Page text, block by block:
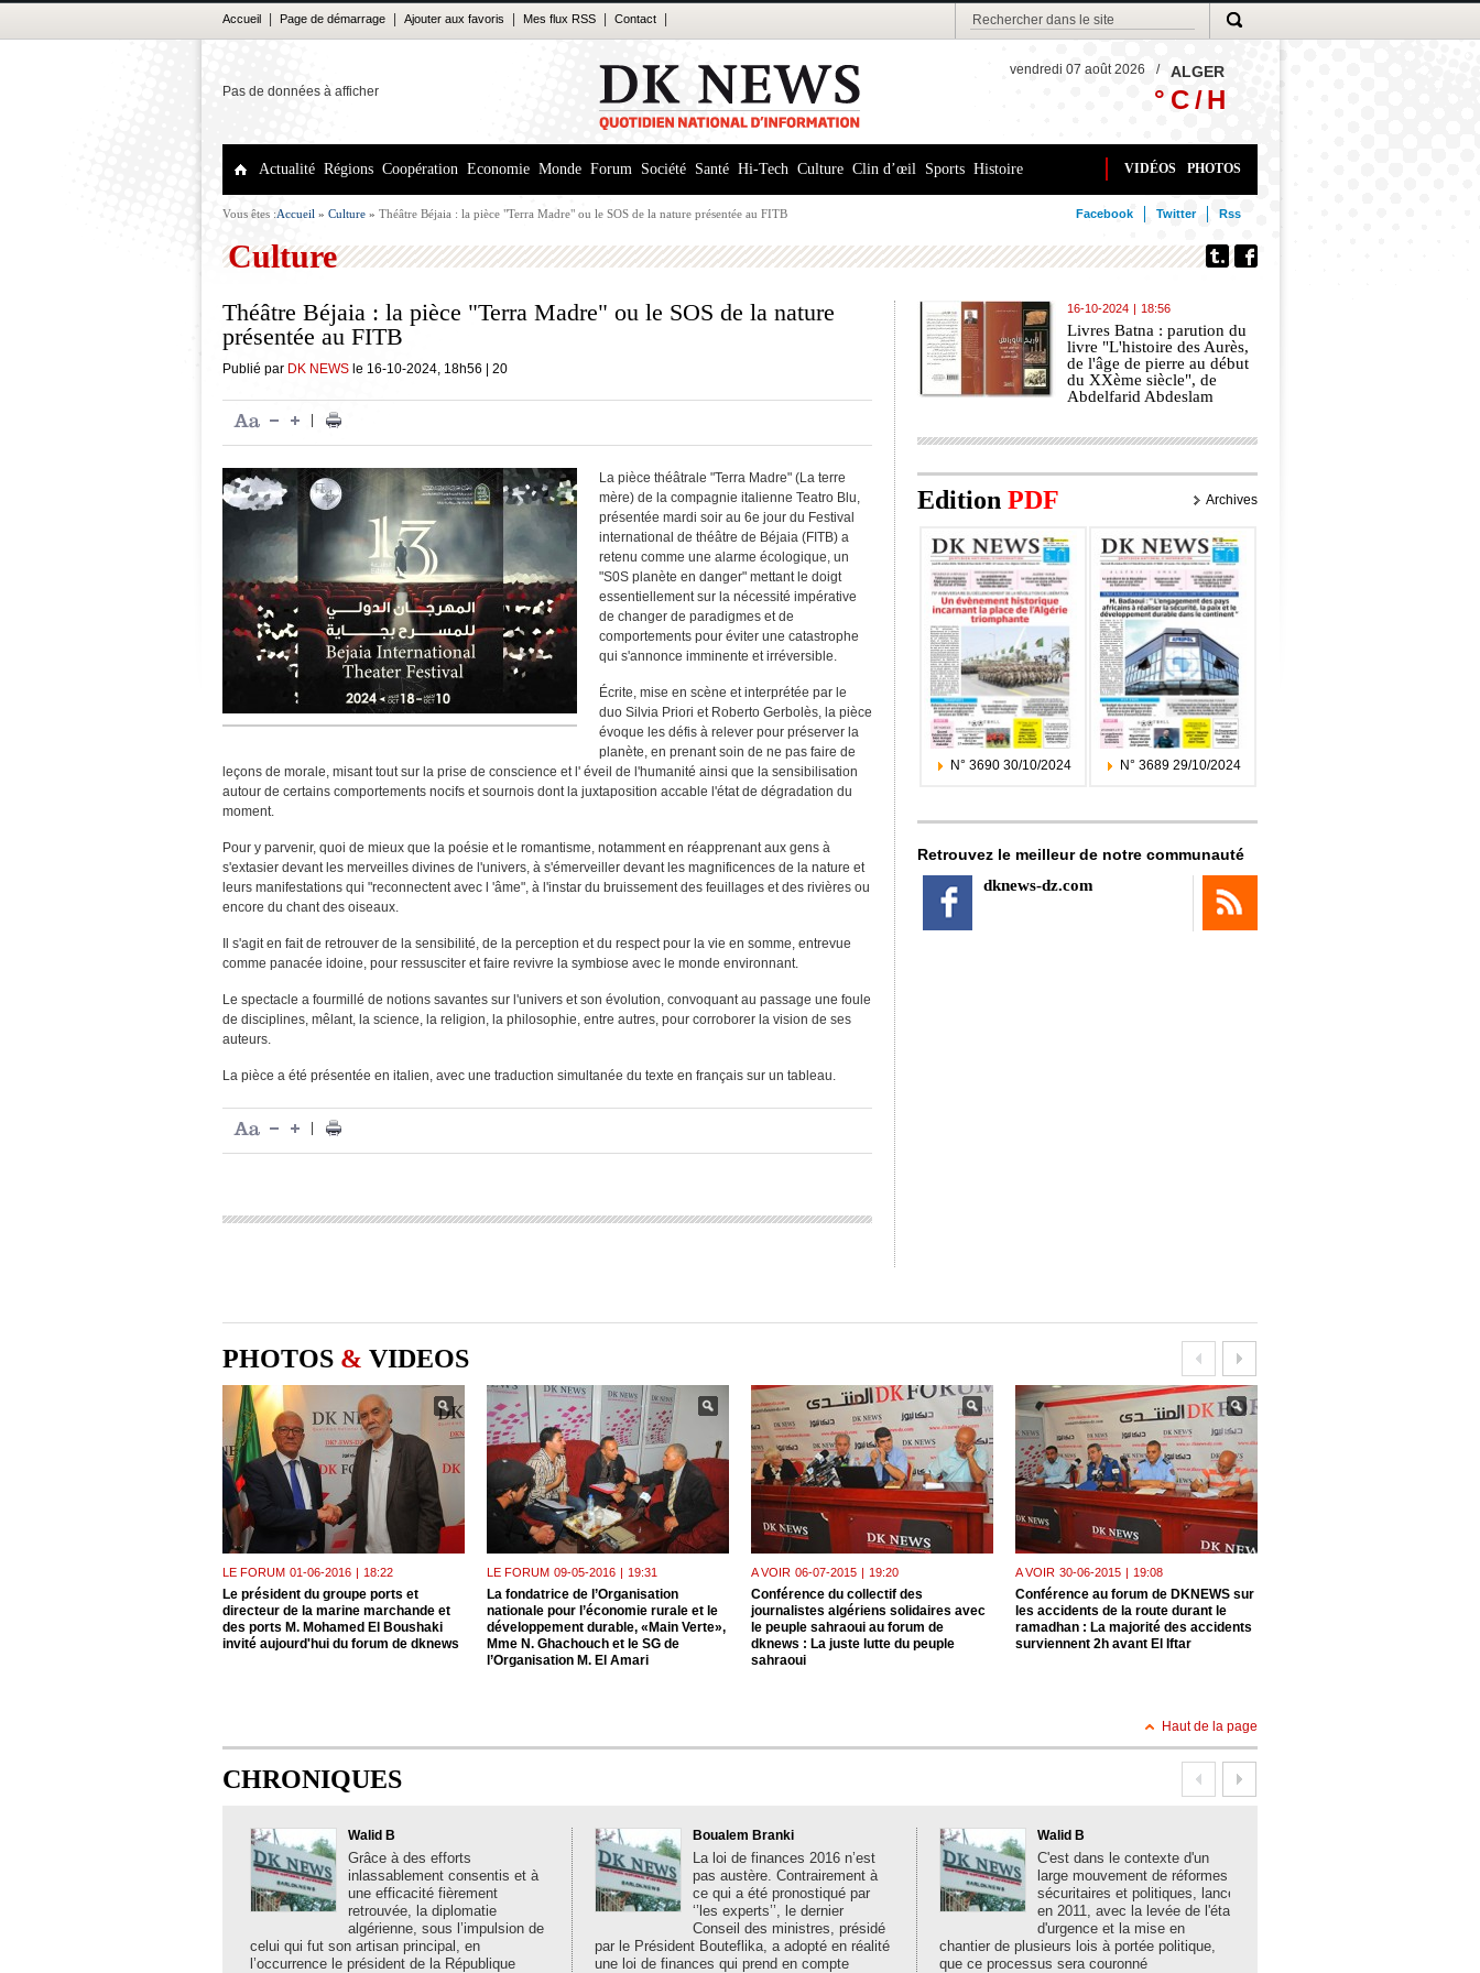
Accueil Page de démarrage Ajouter aux favoris Mes flux RSS Contact
Pas de données à afficher
ALGER
/
vendredi 07 août 2026
° C /H
Actualité Régions Coopération Economie Monde Forum Société Santé Hi-Tech Culture Clin d’œil Sports Histoire VIDÉOS PHOTOS
Vous êtes :Accueil » Culture » Théâtre Béjaia : la pièce "Terra Madre" ou le SOS de la nature présentée au FITB Facebook Twitter Rss
Culture
Théâtre Béjaia : la pièce "Terra Madre" ou le SOS de la nature
présentée au FITB
Publié par DK NEWS le 16-10-2024, 18h56 20
La pièce théâtrale "Terra Madre" (La terre
mère) de la compagnie italienne Teatro Blu,
présentée mardi soir au 6e jour du Festival
international de théâtre de Béjaia (FITB) a
retenu comme une alarme écologique, un
"S0S planète en danger" mettant le doigt
essentiellement sur la nécessité impérative
de changer de paradigmes et de
comportements pour éviter une catastrophe
qui s'annonce imminente et irréversible.
Écrite, mise en scène et interprétée par le
duo Silvia Priori et Roberto Gerbolès, la pièce
évoque les défis à relever pour préserver la
planète, en prenant soin de ne pas faire de
leçons de morale, misant tout sur la prise de conscience et l' éveil de l'humanité ainsi que la sensibilisation
autour de certains comportements nocifs et sournois dont la juxtaposition accable l'état de dégradation du
moment.
Pour y parvenir, quoi de mieux que la poésie et le romantisme, notamment en réapprenant aux gens à
s'extasier devant les merveilles divines de l'univers, à s'émerveiller devant les magnificences de la nature et
leurs manifestations qui "reconnectent avec l 'âme", à l'instar du bruissement des feuillages et des rivières ou
encore du chant des oiseaux.
Il s'agit en fait de retrouver de la sensibilité, de la perception et du respect pour la vie en somme, entrevue
comme panacée idoine, pour ressusciter et faire revivre la symbiose avec le monde environnant.
Le spectacle a fourmillé de notions savantes sur l'univers et son évolution, convoquant au passage une foule
de disciplines, mêlant, la science, la religion, la philosophie, entre autres, pour corroborer la vision de ses
auteurs.
La pièce a été présentée en italien, avec une traduction simultanée du texte en français sur un tableau.
16-10-2024 | 18:56
Livres Batna : parution du
livre "L'histoire des Aurès,
de l'âge de pierre au début
du XXème siècle", de
Abdelfarid Abdeslam
Edition PDF Archives
N° 3690 30/10/2024 N° 3689 29/10/2024
Retrouvez le meilleur de notre communauté
dknews-dz.com
PHOTOS & VIDEOS
LE FORUM 01-06-2016 | 18:22
Le président du groupe ports et
directeur de la marine marchande et
des ports M. Mohamed El Boushaki
invité aujourd'hui du forum de dknews
LE FORUM 09-05-2016 | 19:31
La fondatrice de l’Organisation
nationale pour l’économie rurale et le
développement durable, «Main Verte»,
Mme N. Ghachouch et le SG de
l’Organisation M. El Amari
A VOIR 06-07-2015 | 19:20
Conférence du collectif des
journalistes algériens solidaires avec
le peuple sahraoui au forum de
dknews : La juste lutte du peuple
sahraoui
A VOIR 30-06-2015 | 19:08
Conférence au forum de DKNEWS sur
les accidents de la route durant le
ramadhan : La majorité des accidents
surviennent 2h avant El Iftar
Haut de la page
CHRONIQUES
Walid B
Grâce à des efforts
inlassablement consentis et à
une efficacité fièrement
retrouvée, la diplomatie
algérienne, sous l’impulsion de
celui qui fut son artisan principal, en
l’occurrence le président de la République
Boualem Branki
La loi de finances 2016 n’est
pas austère. Contrairement à
ce qui a été pronostiqué par
‘’les experts’’, le dernier
Conseil des ministres, présidé
par le Président Bouteflika, a adopté en réalité
une loi de finances qui prend en compte
Walid B
C'est dans le contexte d'un
large mouvement de réformes
sécuritaires et politiques, lancé
en 2011, avec la levée de l'état
d'urgence et la mise en
chantier de plusieurs lois à portée politique,
que ce processus sera couronné